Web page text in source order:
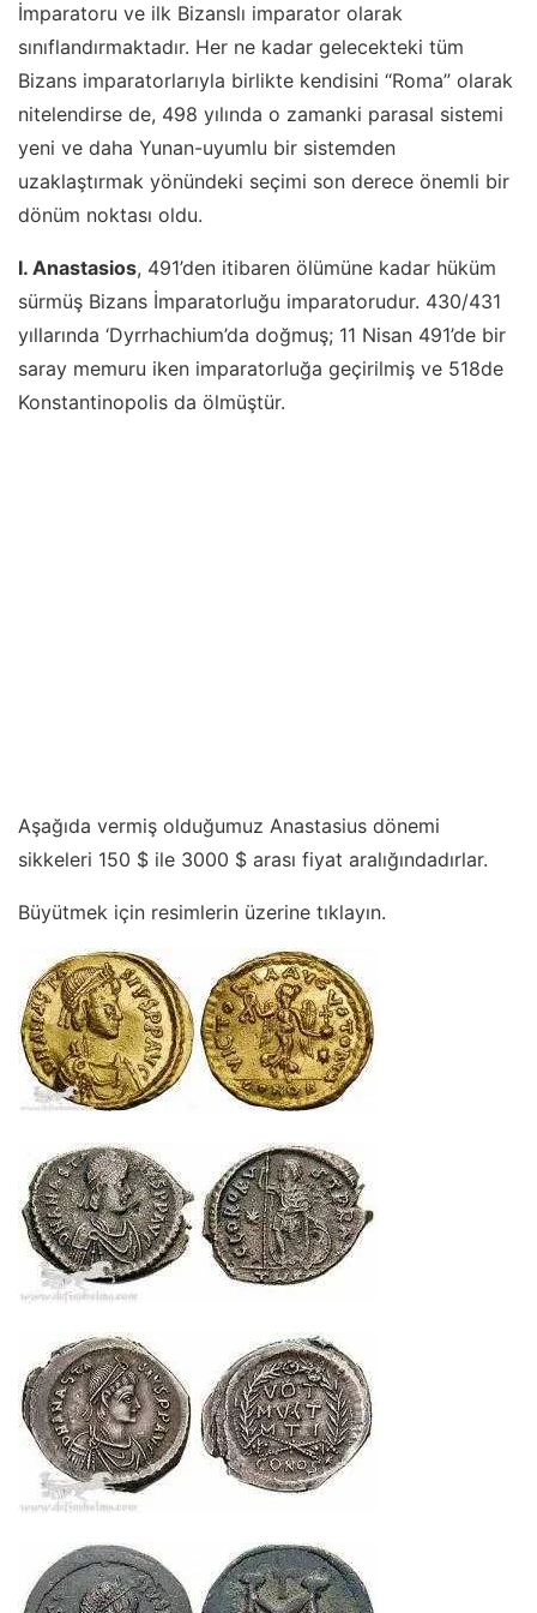
İmparatoru ve ilk Bizanslı imparator olarak
sınıflandırmaktadır. Her ne kadar gelecekteki tüm
Bizans imparatorlarıyla birlikte kendisini “Roma” olarak
nitelendirse de, 498 yılında o zamanki parasal sistemi
yeni ve daha Yunan-uyumlu bir sistemden
uzaklaştırmak yönündeki seçimi son derece önemli bir
dönüm noktası oldu.
I. Anastasios, 491’den itibaren ölümüne kadar hüküm
sürmüş Bizans İmparatorluğu imparatorudur. 430/431
yıllarında ‘Dyrrhachium’da doğmuş; 11 Nisan 491’de bir
saray memuru iken imparatorluğa geçirilmiş ve 518de
Konstantinopolis da ölmüştür.
Aşağıda vermiş olduğumuz Anastasius dönemi
sikkeleri 150 $ ile 3000 $ arası fiyat aralığındadırlar.
Büyütmek için resimlerin üzerine tıklayın.